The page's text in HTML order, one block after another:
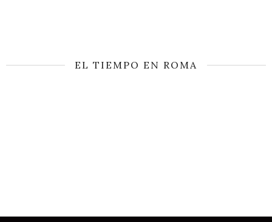
EL TIEMPO EN ROMA